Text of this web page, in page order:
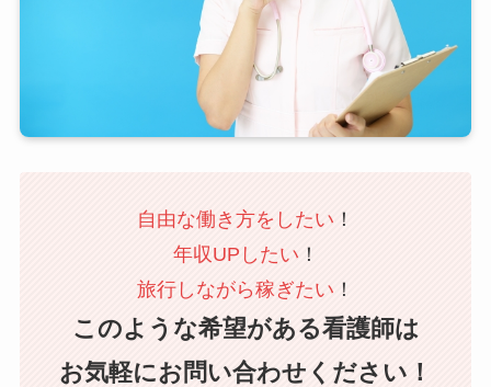
自由な働き方をしたい ！
年収UPしたい ！
旅行しながら稼ぎたい ！
このような希望がある看護師は
お気軽にお問い合わせください！